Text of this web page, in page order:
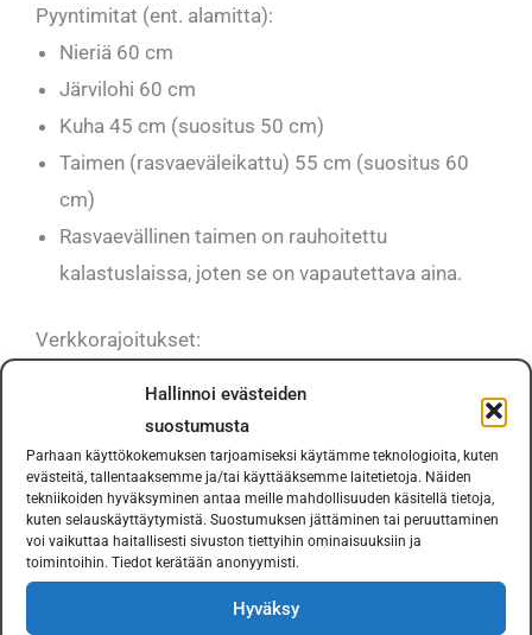
Hallinnoi evästeiden
suostumusta
Parhaan käyttökokemuksen tarjoamiseksi käytämme teknologioita, kuten
evästeitä, tallentaaksemme ja/tai käyttääksemme laitetietoja. Näiden
tekniikoiden hyväksyminen antaa meille mahdollisuuden käsitellä tietoja,
kuten selauskäyttäytymistä. Suostumuksen jättäminen tai peruuttaminen
voi vaikuttaa haitallisesti sivuston tiettyihin ominaisuuksiin ja
toimintoihin. Tiedot kerätään anonyymisti.
Hyväksy
Pyyntimitat (ent. alamitta):
Nieriä 60 cm
Järvilohi 60 cm
Kuha 45 cm (suositus 50 cm)
Taimen (rasvaeväleikattu) 55 cm (suositus 60
cm)
Rasvaevällinen taimen on rauhoitettu
kalastuslaissa, joten se on vapautettava aina.
Verkkorajoitukset:
Kiellettyjä ovat 21 – 79 mm verkot
Osakaskunnille suositellaan, että jääpeitteen
aikana alle 55 mm verkkojen pitoa tulisi välttää
kuhan esiintymisalueilla syvänteissä yli 10 m